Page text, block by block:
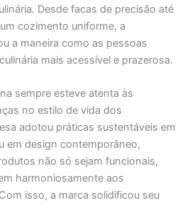
Desde facas de precisão até
cozimento uniforme, a
a maneira como as pessoas
mais acessível e prazerosa.
sempre esteve atenta às
no estilo de vida dos
adotou práticas sustentáveis em
em design contemporâneo,
não só sejam funcionais,
harmoniosamente aos
isso, a marca solidificou seu